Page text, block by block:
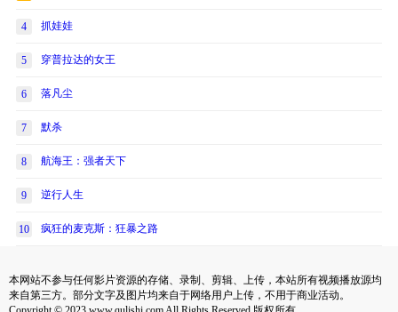
4 抓娃娃
5 穿普拉达的女王
6 落凡尘
7 默杀
8 航海王：强者天下
9 逆行人生
10 疯狂的麦克斯：狂暴之路
本网站不参与任何影片资源的存储、录制、剪辑、上传，本站所有视频播放源均
来自第三方。部分文字及图片均来自于网络用户上传，不用于商业活动。